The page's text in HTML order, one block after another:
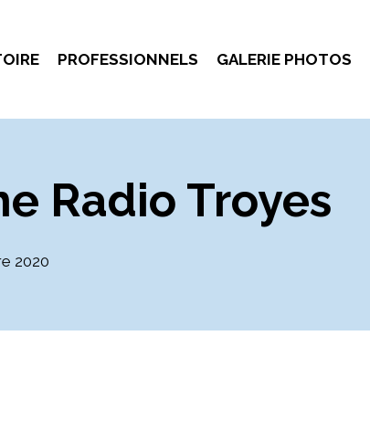
PROFESSIONNELS GALERIE PHOTOS
Radio Troyes
2020